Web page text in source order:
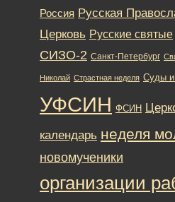
Россия Русская
Церковь Русские святые
СИЗО-2 Санкт-Петербург
Николай Страстная неделя Суды и
УФСИН ФСИН
календарь неделя
новомученики
организации